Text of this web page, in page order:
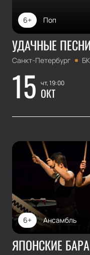
Поп
6+
УДАЧНЫЕ ПЕСНИ
Санкт-Петербург
15 чт, 19:00
ОКТ
Ансамбль
6+
ЯПОНСКИЕ